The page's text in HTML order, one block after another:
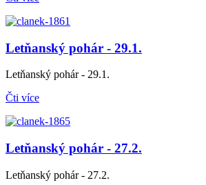
Letňanský pohár - 29.1.
Letňanský pohár - 29.1.
Čti více
Letňanský pohár - 27.2.
Letňanský pohár - 27.2.